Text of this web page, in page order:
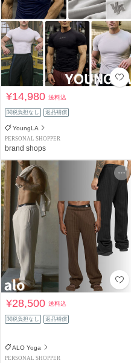
¥14,980送料込
関税負担なし 返品補償
YoungLA
PERSONAL SHOPPER
brand shops
¥28,500送料込
関税負担なし 返品補償
ALO Yoga
PERSONAL SHOPPER